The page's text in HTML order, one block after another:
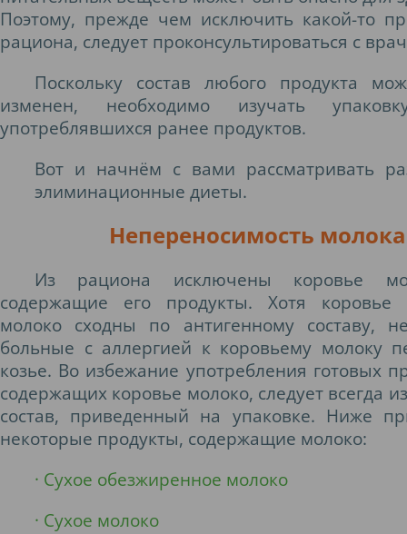
Поэтому, прежде чем исключить какой-то
рациона, следует проконсультироваться с
Поскольку состав любого продукта
изменен, необходимо изучать
употреблявшихся ранее продуктов.
Вот и начнём с вами рассматривать
элиминационные диеты.
Непереносимость молока
Из рациона исключены коровье
содержащие его продукты. Хотя коровье
молоко сходны по антигенному составу,
больные с аллергией к коровьему молоку
козье. Во избежание употребления готовых
содержащих коровье молоко, следует всегда
состав, приведенный на упаковке. Ниже
некоторые продукты, содержащие молоко:
· Сухое обезжиренное молоко
· Сухое молоко